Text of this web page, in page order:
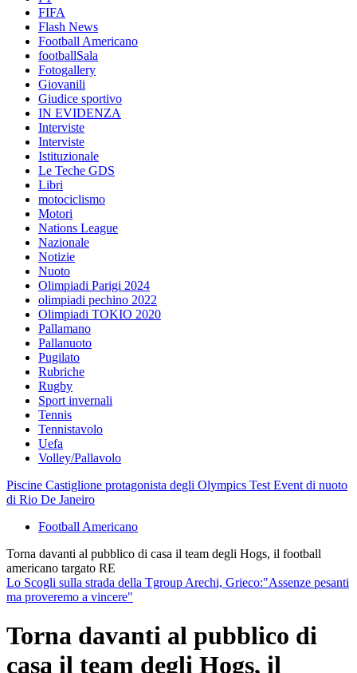
FIFA
Flash News
Football Americano
footballSala
Fotogallery
Giovanili
Giudice sportivo
IN EVIDENZA
Interviste
Interviste
Istituzionale
Le Teche GDS
Libri
motociclismo
Motori
Nations League
Nazionale
Notizie
Nuoto
Olimpiadi Parigi 2024
olimpiadi pechino 2022
Olimpiadi TOKIO 2020
Pallamano
Pallanuoto
Pugilato
Rubriche
Rugby
Sport invernali
Tennis
Tennistavolo
Uefa
Volley/Pallavolo
Piscine Castiglione protagonista degli Olympics Test Event di nuoto
di Rio De Janeiro
Football Americano
Torna davanti al pubblico di casa il team degli Hogs, il football
americano targato RE
Lo Scogli sulla strada della Tgroup Arechi, Grieco:"Assenze pesanti
ma proveremo a vincere"
Torna davanti al pubblico di
casa il team degli Hogs, il